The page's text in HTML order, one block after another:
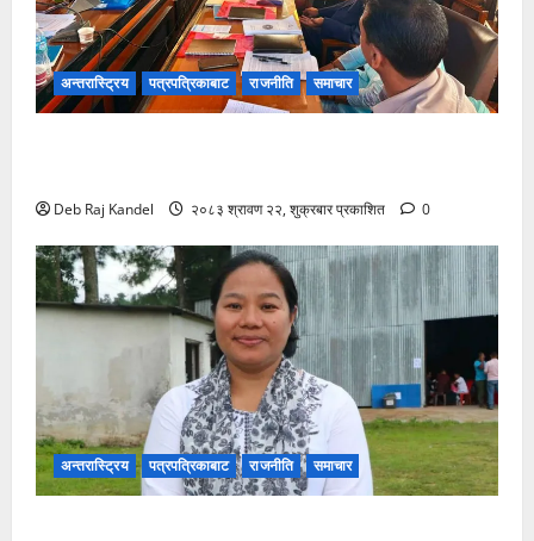
अन्तरास्ट्रिय पत्रपत्रिकाबाट राजनीति समाचार
Deb Raj Kandel २०८३ श्रावण २२, शुक्रबार प्रकाशित 0
अन्तरास्ट्रिय पत्रपत्रिकाबाट राजनीति समाचार